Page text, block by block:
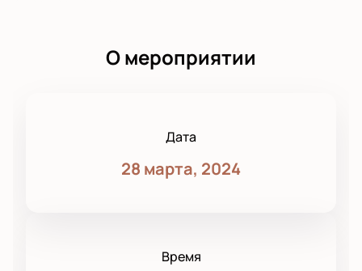
О мероприятии
Дата
28 марта, 2024
Время